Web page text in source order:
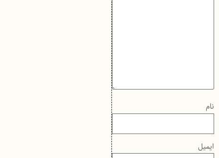
نام
ایمیل